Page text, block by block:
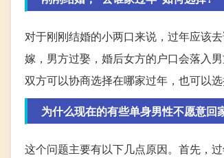
对于刚刚结婚的小两口来说，过年应该
嫁，男方过娶，婚后女方的户口会落入
双方可以协商选择在哪家过年，也可以
为什么现在的有些单身男性不愿意回
这个问题主要有以下几点原因。首先，